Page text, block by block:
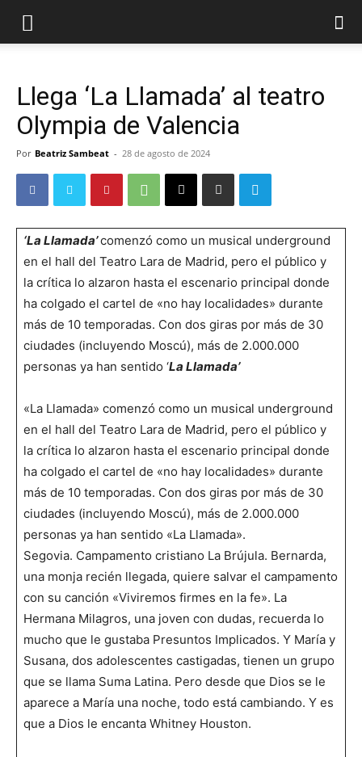
Llega ‘La Llamada’ al teatro
Olympia de Valencia
Por Beatriz Sambeat - 28 de agosto de 2024
‘La Llamada’comenzó como un musical underground
en el hall del Teatro Lara de Madrid, pero el público y
la crítica lo alzaron hasta el escenario principal donde
ha colgado el cartel de «no hay localidades» durante
más de 10 temporadas. Con dos giras por más de 30
ciudades (incluyendo Moscú), más de 2.000.000
personas ya han sentido ‘La Llamada’
«La Llamada» comenzó como un musical underground
en el hall del Teatro Lara de Madrid, pero el público y
la crítica lo alzaron hasta el escenario principal donde
ha colgado el cartel de «no hay localidades» durante
más de 10 temporadas. Con dos giras por más de 30
ciudades (incluyendo Moscú), más de 2.000.000
personas ya han sentido «La Llamada».
Segovia. Campamento cristiano La Brújula. Bernarda,
una monja recién llegada, quiere salvar el campamento
con su canción «Viviremos firmes en la fe». La
Hermana Milagros, una joven con dudas, recuerda lo
mucho que le gustaba Presuntos Implicados. Y María y
Susana, dos adolescentes castigadas, tienen un grupo
que se llama Suma Latina. Pero desde que Dios se le
aparece a María una noche, todo está cambiando. Y es
que a Dios le encanta Whitney Houston.